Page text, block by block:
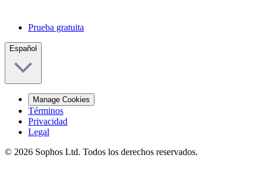
Prueba gratuita
Español
Manage Cookies
Términos
Privacidad
Legal
© 2026 Sophos Ltd. Todos los derechos reservados.